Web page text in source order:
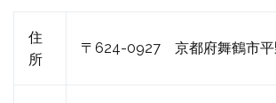
住
所
〒624-0927 京都府舞鶴市平